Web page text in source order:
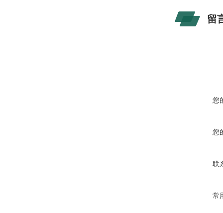
留
您
您
联
常